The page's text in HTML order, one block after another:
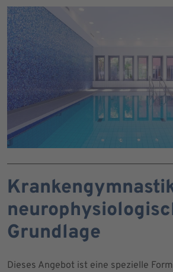
Grundlage
Dieses Angebot ist eine spezielle